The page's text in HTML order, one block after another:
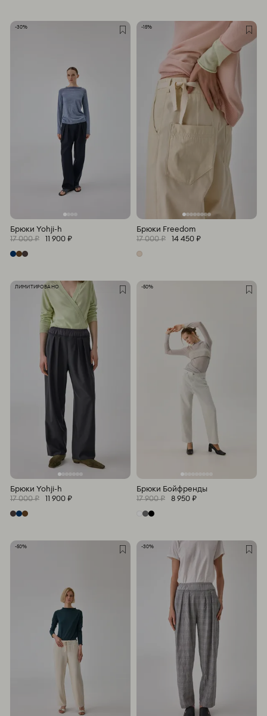
-30%
Брюки Yohji-h
17 000 ₽
11 900 ₽
-15%
Брюки Freedom
17 000 ₽
14 450 ₽
ЛИМИТИРОВАНО
Брюки Yohji-h
17 000 ₽
11 900 ₽
-50%
Брюки Бойфренды
17 900 ₽
8 950 ₽
-50% -30%